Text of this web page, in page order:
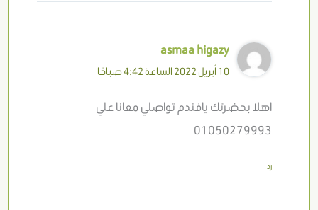
asmaa higazy
10 أبريل 2022 الساعة 4:42 صباحًا
اهلا بحضرتك يافندم تواصلي معانا علي
01050279993
رد